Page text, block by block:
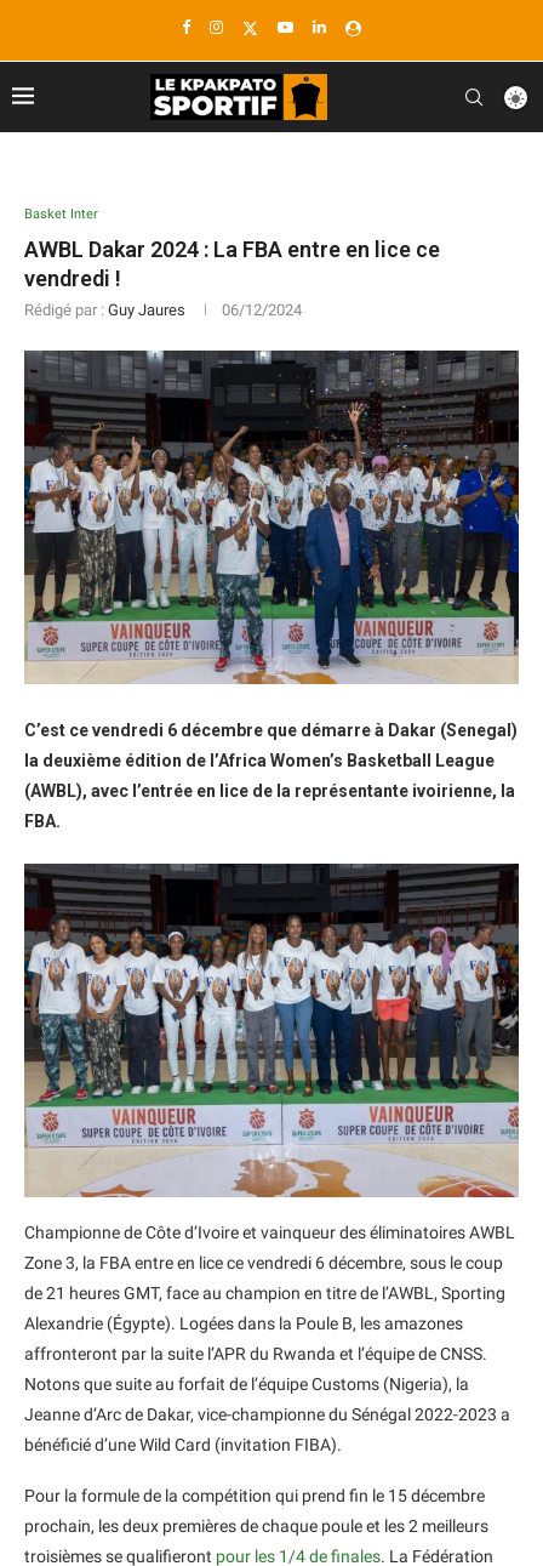
Basket Inter
AWBL Dakar 2024 : La FBA entre en lice ce
vendredi !
Rédigé par : Guy Jaures 06/12/2024
C’est ce vendredi 6 décembre que démarre à Dakar (Senegal)
la deuxième édition de l’Africa Women’s Basketball League
(AWBL), avec l’entrée en lice de la représentante ivoirienne, la
FBA.
Championne de Côte d’Ivoire et vainqueur des éliminatoires AWBL
Zone 3, la FBA entre en lice ce vendredi 6 décembre, sous le coup
de 21 heures GMT, face au champion en titre de l’AWBL, Sporting
Alexandrie (Égypte). Logées dans la Poule B, les amazones
affronteront par la suite l’APR du Rwanda et l’équipe de CNSS.
Notons que suite au forfait de l’équipe Customs (Nigeria), la
Jeanne d’Arc de Dakar, vice-championne du Sénégal 2022-2023 a
bénéficié d’une Wild Card (invitation FIBA).
Pour la formule de la compétition qui prend fin le 15 décembre
prochain, les deux premières de chaque poule et les 2 meilleurs
troisièmes se qualifieront pour les 1/4 de finales. La Fédération